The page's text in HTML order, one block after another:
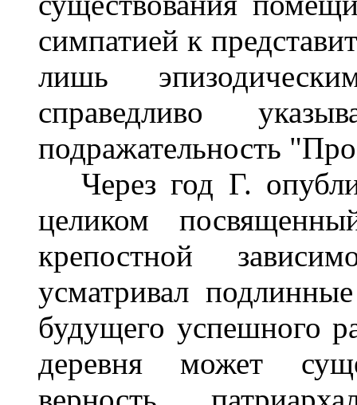
симпатией к
лишь
справедливо
подражательность
Через год Г.
целиком
крепостной
усматривал
будущего успешного
деревня может